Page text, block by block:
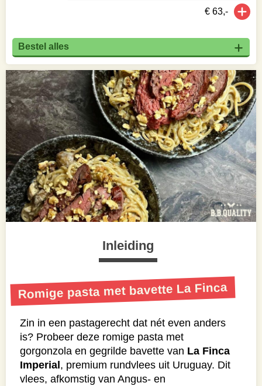
Inleiding
Romige pasta met bavette La Finca
Zin in een pastagerecht dat nét even anders
is? Probeer deze romige pasta met
gorgonzola en gegrilde bavette van La Finca
Imperial, premium rundvlees uit Uruguay. Dit
vlees, afkomstig van Angus- en
€ 63,-
Bestel alles